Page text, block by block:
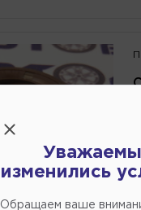
изменились
Обращаем ваше